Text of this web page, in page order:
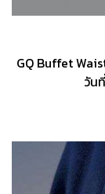
GQ Buffet
วัน